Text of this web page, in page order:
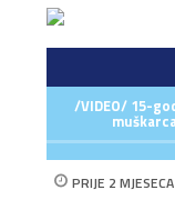
/VIDEO/ 15-
PRIJE 2 MJESECA